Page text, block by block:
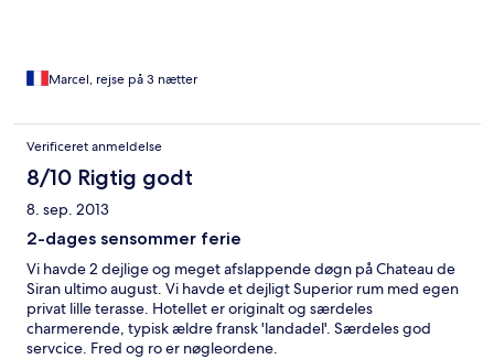
Marcel, rejse på 3 nætter
Verificeret anmeldelse
8/10 Rigtig godt
8. sep. 2013
2-dages sensommer ferie
Vi havde 2 dejlige og meget afslappende døgn på Chateau de
Siran ultimo august. Vi havde et dejligt Superior rum med egen
privat lille terasse. Hotellet er originalt og særdeles
charmerende, typisk ældre fransk 'landadel'. Særdeles god
servcice. Fred og ro er nøgleordene.